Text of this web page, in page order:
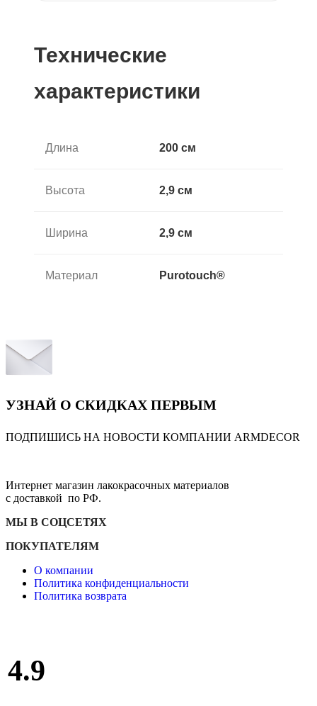
Технические
характеристики
Длина 200 см
Высота 2,9 см
Ширина 2,9 см
Материал Purotouch®
УЗНАЙ О СКИДКАХ ПЕРВЫМ
ПОДПИШИСЬ НА НОВОСТИ КОМПАНИИ ARMDECOR
Интернет магазин лакокрасочных материалов
с доставкой по РФ.
МЫ В СОЦСЕТЯХ
ПОКУПАТЕЛЯМ
О компании
Политика конфиденциальности
Политика возврата
4.9